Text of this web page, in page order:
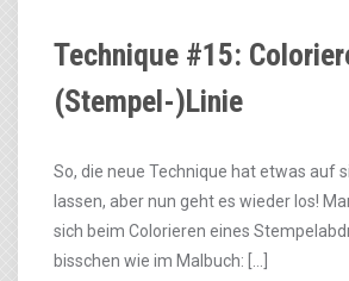
Technique #15:
(Stempel-)Linie
So, die neue Technique hat etwas auf
lassen, aber nun geht es wieder los!
sich beim Colorieren eines
bisschen wie im Malbuch: […]